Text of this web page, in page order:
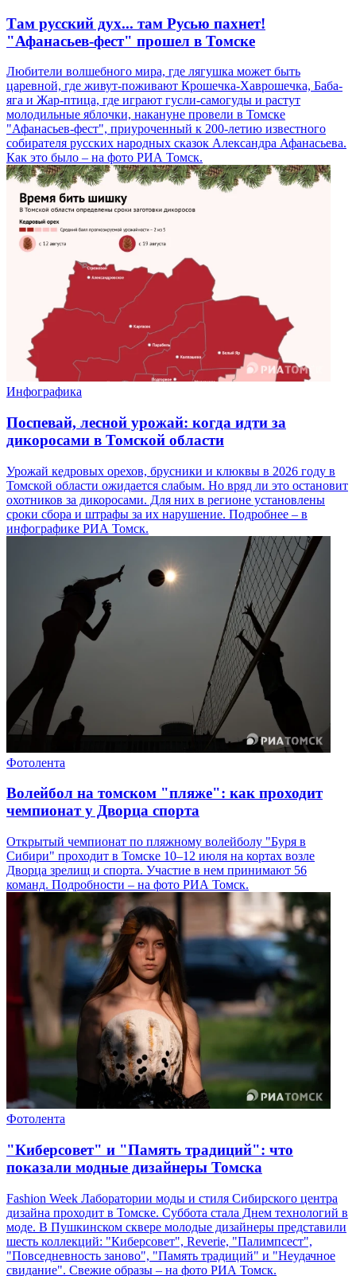
Там русский дух... там Русью пахнет!
"Афанасьев-фест" прошел в Томске
Любители волшебного мира, где лягушка может быть
царевной, где живут-поживают Крошечка-Хаврошечка, Баба-
яга и Жар-птица, где играют гусли-самогуды и растут
молодильные яблочки, накануне провели в Томске
"Афанасьев-фест", приуроченный к 200-летию известного
собирателя русских народных сказок Александра Афанасьева.
Как это было – на фото РИА Томск.
Инфографика
Поспевай, лесной урожай: когда идти за
дикоросами в Томской области
Урожай кедровых орехов, брусники и клюквы в 2026 году в
Томской области ожидается слабым. Но вряд ли это остановит
охотников за дикоросами. Для них в регионе установлены
сроки сбора и штрафы за их нарушение. Подробнее – в
инфографике РИА Томск.
Фотолента
Волейбол на томском "пляже": как проходит
чемпионат у Дворца спорта
Открытый чемпионат по пляжному волейболу "Буря в
Сибири" проходит в Томске 10–12 июля на кортах возле
Дворца зрелищ и спорта. Участие в нем принимают 56
команд. Подробности – на фото РИА Томск.
Фотолента
"Киберсовет" и "Память традиций": что
показали модные дизайнеры Томска
Fashion Week Лаборатории моды и стиля Сибирского центра
дизайна проходит в Томске. Суббота стала Днем технологий в
моде. В Пушкинском сквере молодые дизайнеры представили
шесть коллекций: "Киберсовет", Reverie, "Палимпсест",
"Повседневность заново", "Память традиций" и "Неудачное
свидание". Свежие образы – на фото РИА Томск.